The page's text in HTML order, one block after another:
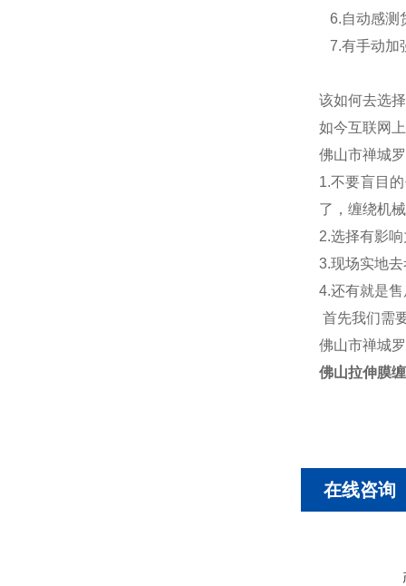
6.自动感测
7.有手动加
该如何去选
如今互联网
佛山市禅城
1.不要盲目
了，缠绕机
2.选择有影
3.现场实地
4.还有就是
首先我们需
佛山市禅城
佛山拉伸膜
在线咨询